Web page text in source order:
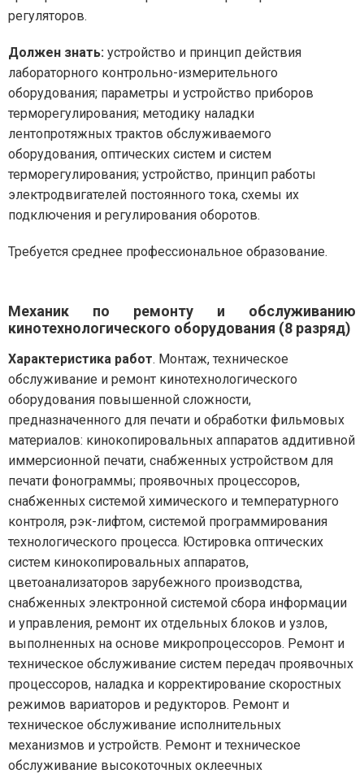
регуляторов.
Должен знать: устройство и принцип действия
лабораторного контрольно-измерительного
оборудования; параметры и устройство приборов
терморегулирования; методику наладки
лентопротяжных трактов обслуживаемого
оборудования, оптических систем и систем
терморегулирования; устройство, принцип работы
электродвигателей постоянного тока, схемы их
подключения и регулирования оборотов.
Требуется среднее профессиональное образование.
Механик по ремонту и обслуживанию
кинотехнологического оборудования (8 разряд)
Характеристика работ. Монтаж, техническое
обслуживание и ремонт кинотехнологического
оборудования повышенной сложности,
предназначенного для печати и обработки фильмовых
материалов: кинокопировальных аппаратов аддитивной
иммерсионной печати, снабженных устройством для
печати фонограммы; проявочных процессоров,
снабженных системой химического и температурного
контроля, рэк-лифтом, системой программирования
технологического процесса. Юстировка оптических
систем кинокопировальных аппаратов,
цветоанализаторов зарубежного производства,
снабженных электронной системой сбора информации
и управления, ремонт их отдельных блоков и узлов,
выполненных на основе микропроцессоров. Ремонт и
техническое обслуживание систем передач проявочных
процессоров, наладка и корректирование скоростных
режимов вариаторов и редукторов. Ремонт и
техническое обслуживание исполнительных
механизмов и устройств. Ремонт и техническое
обслуживание высокоточных оклеечных